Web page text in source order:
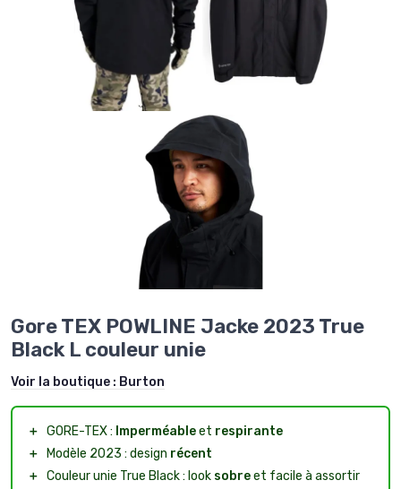
Gore TEX POWLINE Jacke 2023 True
Black L couleur unie
Voir la boutique : Burton
＋ GORE-TEX : Imperméableet respirante
＋
Modèle 2023 : design récent
＋ Couleur unie True Black : look sobreet facile à assortir